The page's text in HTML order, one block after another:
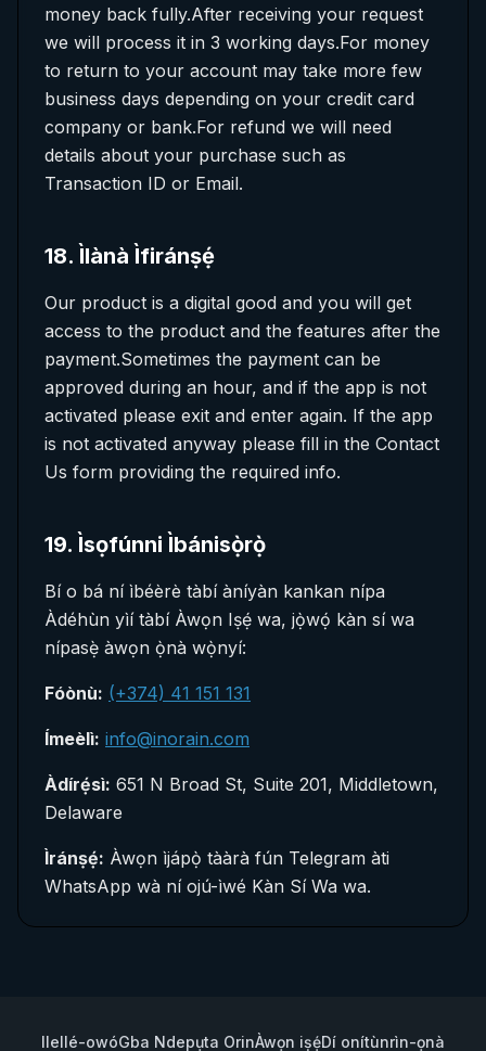
money back fully.After receiving your request
we will process it in 3 working days.For money
to return to your account may take more few
business days depending on your credit card
company or bank.For refund we will need
details about your purchase such as
Transaction ID or Email.
18. Ìlànà Ìfiránṣẹ́
Our product is a digital good and you will get
access to the product and the features after the
payment.Sometimes the payment can be
approved during an hour, and if the app is not
activated please exit and enter again. If the app
is not activated anyway please fill in the Contact
Us form providing the required info.
19. Ìsọfúnni Ìbánisọ̀rọ̀
Bí o bá ní ìbéèrè tàbí àníyàn kankan nípa
Àdéhùn yìí tàbí Àwọn Iṣẹ́ wa, jọ̀wọ́ kàn sí wa
nípasẹ̀ àwọn ọ̀nà wọ̀nyí:
Fóònù: (+374) 41 151 131
Ímeèlì: info@inorain.com
Àdírẹ́sì: 651 N Broad St, Suite 201, Middletown,
Delaware
Ìránṣẹ́: Àwọn ìjápọ̀ tààrà fún Telegram àti
WhatsApp wà ní ojú-ìwé Kàn Sí Wa wa.
IleIlé-owóGba Ndepụta OrinÀwọn iṣẹ́Dí onítùnrìn-ọnà